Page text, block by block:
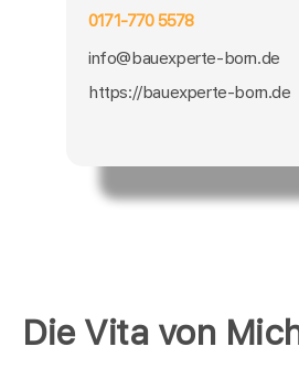
Die Vita von
0171-770 5578
info@bauexperte-born.de
https://bauexperte-born.de